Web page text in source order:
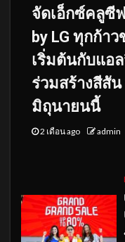
จัดเอ็กซ์คลูซีฟ
by LG ทุกก้า
เริ่มต้นกับแอ
ร่วมสร้างสีสั
มิถุนายนนี้
2 เดือน ago admin